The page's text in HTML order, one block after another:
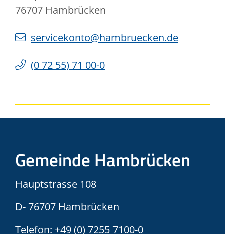
76707 Hambrücken
servicekonto@hambruecken.de
(072 55) 71 00-0
Gemeinde Hambrücken
Hauptstrasse 108
D- 76707 Hambrücken
Telefon: +49 (0) 7255 7100-0